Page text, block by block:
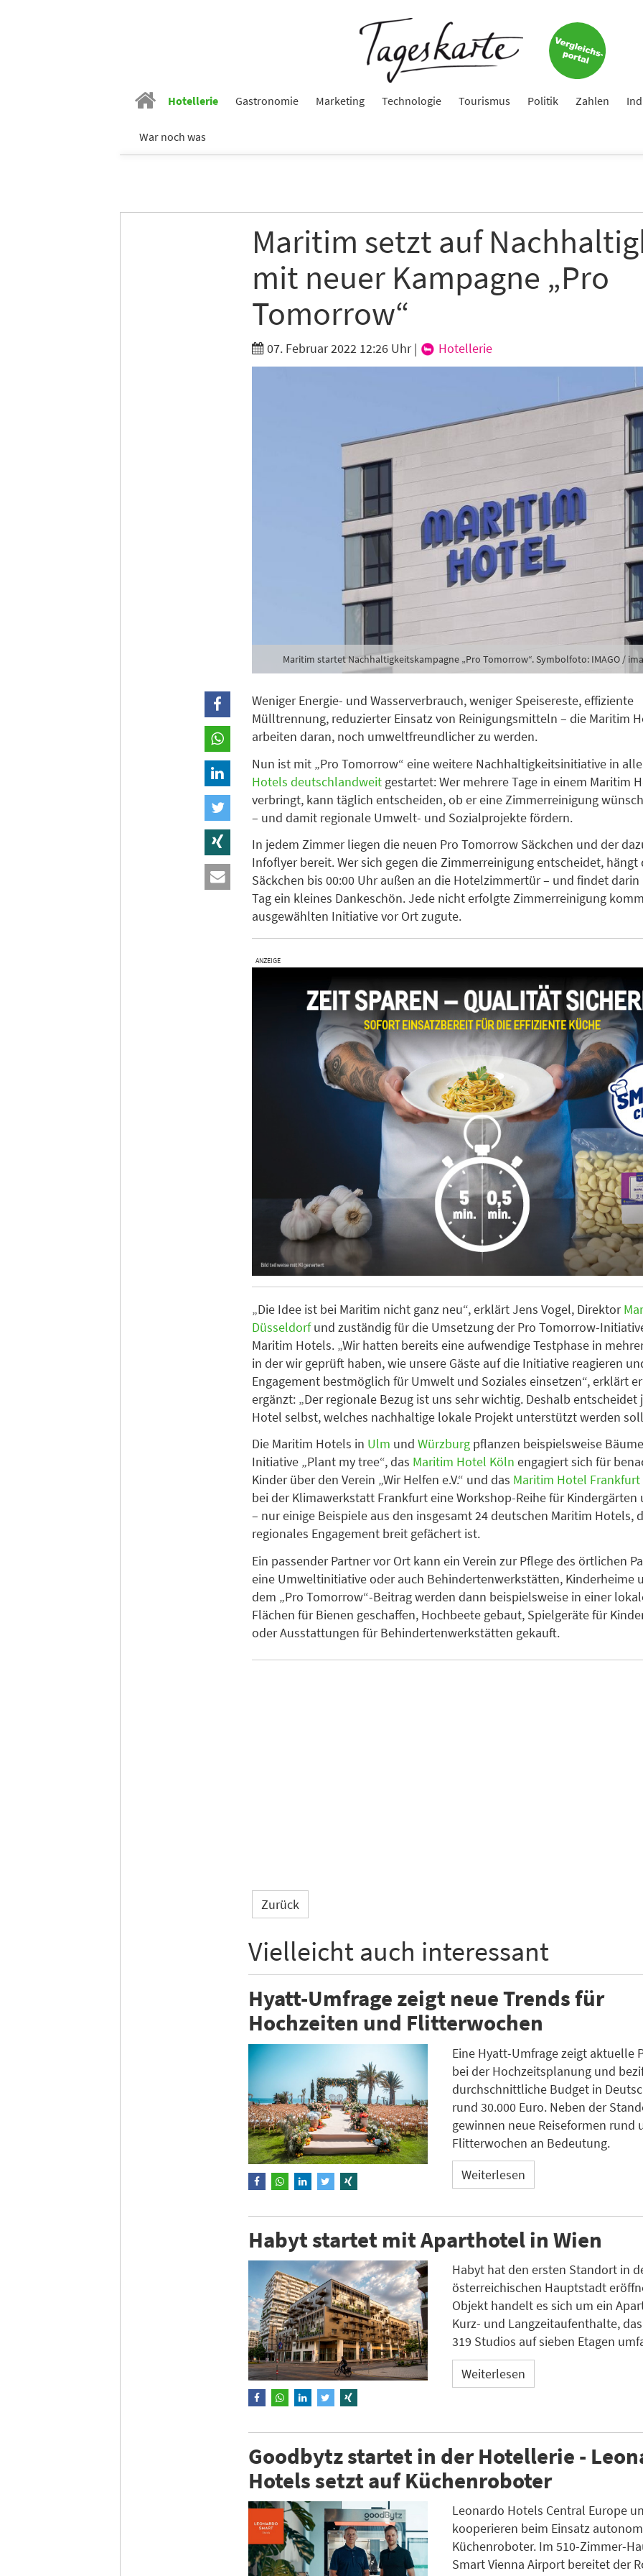
Hotellerie Gastronomie Marketing Technologie Tourismus Politik Zahlen
War noch was
Maritim setzt auf
mit neuer Kampagne „Pro
Tomorrow“
07. Februar 2022 12:26 Uhr| Hotellerie
Maritim startet Nachhaltigkeitskampagne „Pro Tomorrow“. Symbolfoto: IMAGO /
Weniger Energie- und Wasserverbrauch, weniger Speisereste, effiziente
Mülltrennung, reduzierter Einsatz von Reinigungsmitteln – die Maritim
arbeiten daran, noch umweltfreundlicher zu werden.
Nun ist mit „Pro Tomorrow“ eine weitere Nachhaltigkeitsinitiative in
Hotels deutschlandweit gestartet: Wer mehrere Tage in einem Maritim
verbringt, kann täglich entscheiden, ob er eine Zimmerreinigung
– und damit regionale Umwelt- und Sozialprojekte fördern.
In jedem Zimmer liegen die neuen Pro Tomorrow Säckchen und der
Infoflyer bereit. Wer sich gegen die Zimmerreinigung entscheidet, hängt
Säckchen bis 00:00 Uhr außen an die Hotelzimmertür – und findet
Tag ein kleines Dankeschön. Jede nicht erfolgte Zimmerreinigung
ausgewählten Initiative vor Ort zugute.
ANZEIGE
„Die Idee ist bei Maritim nicht ganz neu“, erklärt Jens Vogel, Direktor
Düsseldorfund zuständig für die Umsetzung der Pro Tomorrow-
Maritim Hotels. „Wir hatten bereits eine aufwendige Testphase in
in der wir geprüft haben, wie unsere Gäste auf die Initiative reagieren
Engagement bestmöglich für Umwelt und Soziales einsetzen“, erklärt
ergänzt: „Der regionale Bezug ist uns sehr wichtig. Deshalb entscheidet
Hotel selbst, welches nachhaltige lokale Projekt unterstützt werden
Die Maritim Hotels in Ulm und Würzburg pflanzen beispielsweise
Initiative „Plant my tree“, das Maritim Hotel Köln engagiert sich für
Kinder über den Verein „Wir Helfen e.V.“ und das Maritim Hotel Frankfurt
bei der Klimawerkstatt Frankfurt eine Workshop-Reihe für Kindergärten
– nur einige Beispiele aus den insgesamt 24 deutschen Maritim Hotels,
regionales Engagement breit gefächert ist.
Ein passender Partner vor Ort kann ein Verein zur Pflege des örtlichen
eine Umweltinitiative oder auch Behindertenwerkstätten, Kinderheime
dem „Pro Tomorrow“-Beitrag werden dann beispielsweise in einer
Flächen für Bienen geschaffen, Hochbeete gebaut, Spielgeräte für
oder Ausstattungen für Behindertenwerkstätten gekauft.
Zurück
Vielleicht auch interessant
Hyatt-Umfrage zeigt neue Trends für
Hochzeiten und Flitterwochen
Eine Hyatt-Umfrage zeigt aktuelle
bei der Hochzeitsplanung und
durchschnittliche Budget in
rund 30.000 Euro. Neben der
gewinnen neue Reiseformen rund
Flitterwochen an Bedeutung.
Weiterlesen
Habyt startet mit Aparthotel in Wien
Habyt hat den ersten Standort in
österreichischen Hauptstadt
Objekt handelt es sich um ein
Kurz- und Langzeitaufenthalte,
319 Studios auf sieben Etagen
Weiterlesen
Goodbytz startet in der Hotellerie -
Hotels setzt auf Küchenroboter
Leonardo Hotels Central Europe
kooperieren beim Einsatz
Küchenroboter. Im 510-Zimmer-
Smart Vienna Airport bereitet der